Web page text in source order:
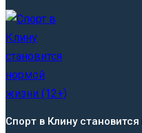
Спорт в Клину